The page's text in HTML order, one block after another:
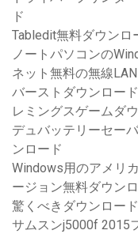
ド
Tabledit無料ダウンロ
ノートパソコンの
ネット無料の無線LAN
バーストダウンロー
レミングスゲームダ
デュバッテリーセー
ンロード
Windows用のアメリ
ージョン無料ダウン
驚くべきダウンロー
サムスンj5000f 2015